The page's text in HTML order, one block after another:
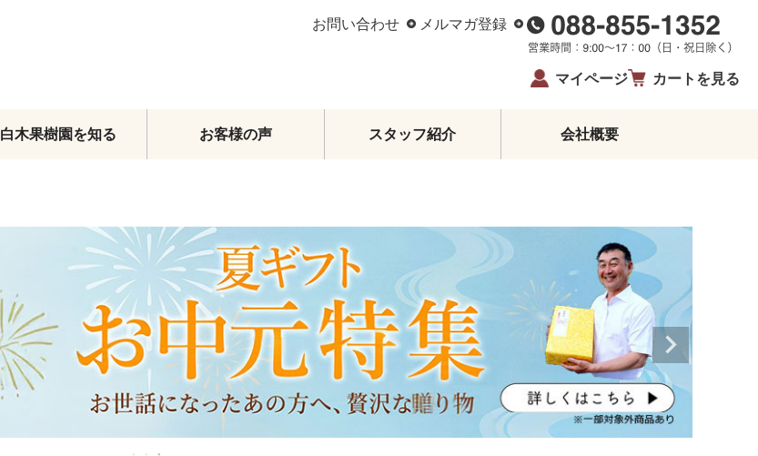
お問い合わせ メルマガ登録
マイページ カートを見る
その他柑橘類
メロン・スイカ
その他フルーツ
フルーツトマト
頒布会
オーダーメイドフルーツセット
旬のおまかせセット
ゼリー・アイス
柑橘皮むき器
イベント・限定商品
夏ギフト・お中元
お歳暮
生姜
鰹のたたき
お酒
高知県産
坂本龍馬グッズ
白木果樹園を知る お客様の声 スタッフ紹介 会社概要